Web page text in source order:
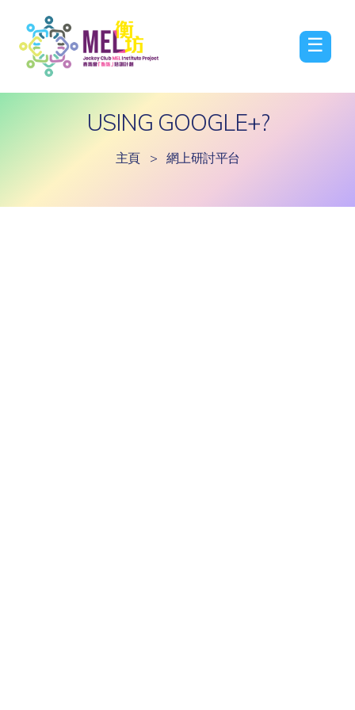
☰
USING GOOGLE+?
主頁 > 網上研討平台